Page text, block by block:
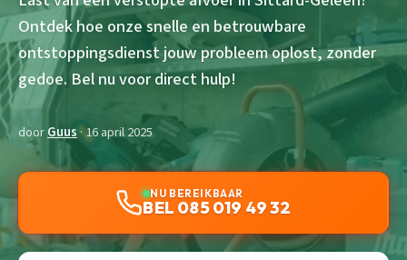
Ontdek hoe onze snelle en betrouwbare
ontstoppingsdienst jouw probleem oplost, zonder
gedoe. Bel nu voor direct hulp!
doorGuus· 16 april 2025
NU BEREIKBAAR
BEL 085 019 49 32